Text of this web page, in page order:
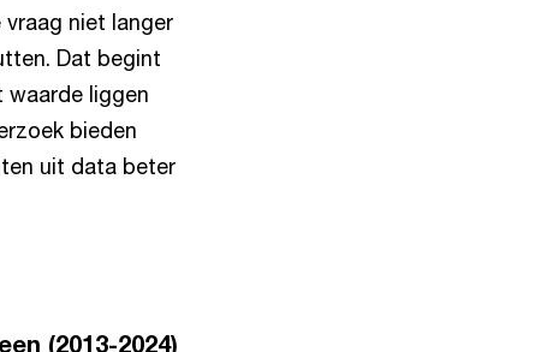
niet langer
Dat begint
waarde liggen
bieden
uit data beter
(2013-2024)